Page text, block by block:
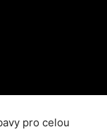
pro celou